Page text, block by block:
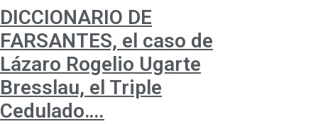
DICCIONARIO DE
FARSANTES, el caso de
Lázaro Rogelio Ugarte
Bresslau, el Triple
Cedulado….